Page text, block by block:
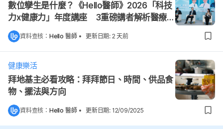
數位孿生是什麼？《Hello醫師》2026「科技
力x健康力」年度講座 3重磅講者解析醫療新
未來
資料查核： Hello 醫師 • 更新日期: 2 天前
健康樂活
拜地基主必看攻略：拜拜節日、時間、供品食
物、擺法與方向
資料查核： Hello 醫師 • 更新日期: 12/09/2025